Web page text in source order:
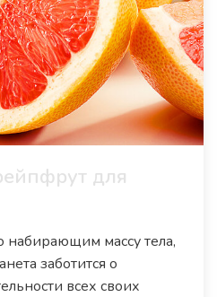
для
набирающим массу тела,
заботится о
всех своих